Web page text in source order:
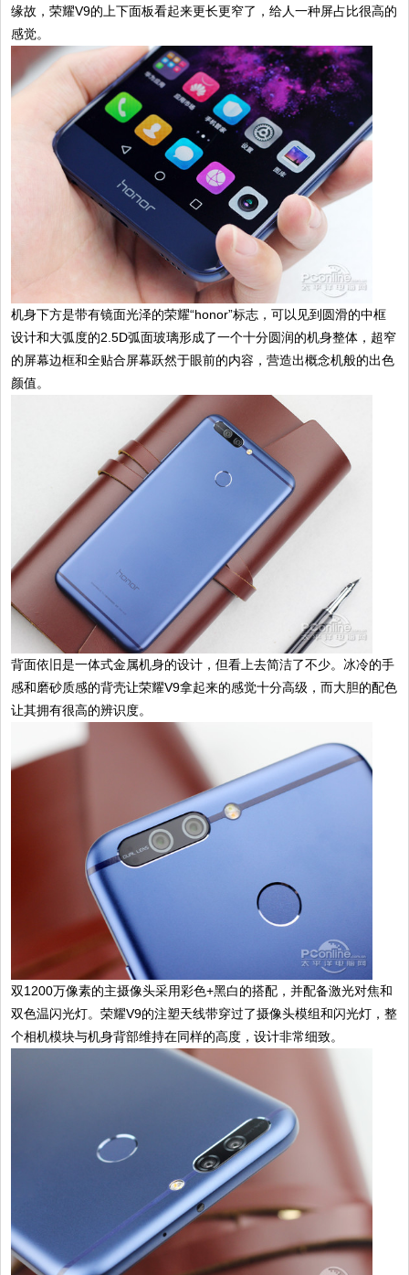
缘故，荣耀V9的上下面板看起来更长更窄了，给人一种屏占比很高的
感觉。
机身下方是带有镜面光泽的荣耀“honor”标志，可以见到圆滑的中框
设计和大弧度的2.5D弧面玻璃形成了一个十分圆润的机身整体，超窄
的屏幕边框和全贴合屏幕跃然于眼前的内容，营造出概念机般的出色
颜值。
背面依旧是一体式金属机身的设计，但看上去简洁了不少。冰冷的手
感和磨砂质感的背壳让荣耀V9拿起来的感觉十分高级，而大胆的配色
让其拥有很高的辨识度。
双1200万像素的主摄像头采用彩色+黑白的搭配，并配备激光对焦和
双色温闪光灯。荣耀V9的注塑天线带穿过了摄像头模组和闪光灯，整
个相机模块与机身背部维持在同样的高度，设计非常细致。